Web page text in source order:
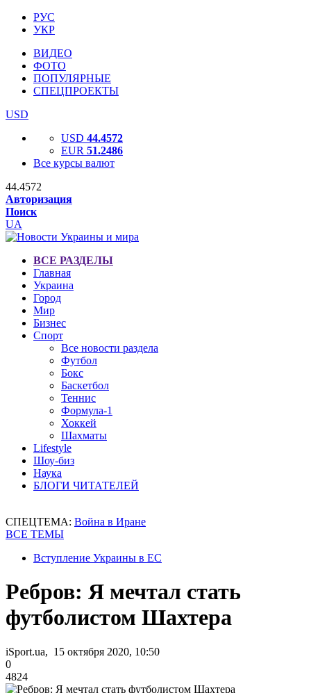
РУС
УКР
ВИДЕО
ФОТО
ПОПУЛЯРНЫЕ
СПЕЦПРОЕКТЫ
USD
USD 44.4572
EUR 51.2486
Все курсы валют
44.4572
Авторизация
Поиск
UA
ВСЕ РАЗДЕЛЫ
Главная
Украина
Город
Мир
Бизнес
Спорт
Все новости раздела
Футбол
Бокс
Баскетбол
Теннис
Формула-1
Хоккей
Шахматы
Lifestyle
Шоу-биз
Наука
БЛОГИ ЧИТАТЕЛЕЙ
СПЕЦТЕМА: Война в Иране
ВСЕ ТЕМЫ
Вступление Украины в ЕС
Ребров: Я мечтал стать
футболистом Шахтера
iSport.ua, 15 октября 2020, 10:50
0
4824